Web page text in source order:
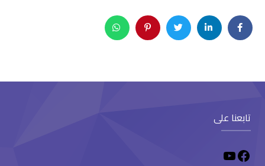
تابعنا على